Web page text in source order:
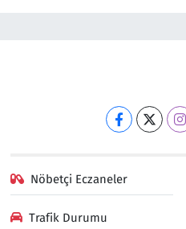
Nöbetçi Eczaneler
Trafik Durumu